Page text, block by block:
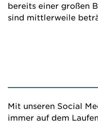
bereits einer großen
sind mittlerweile
Mit unseren Social
immer auf dem